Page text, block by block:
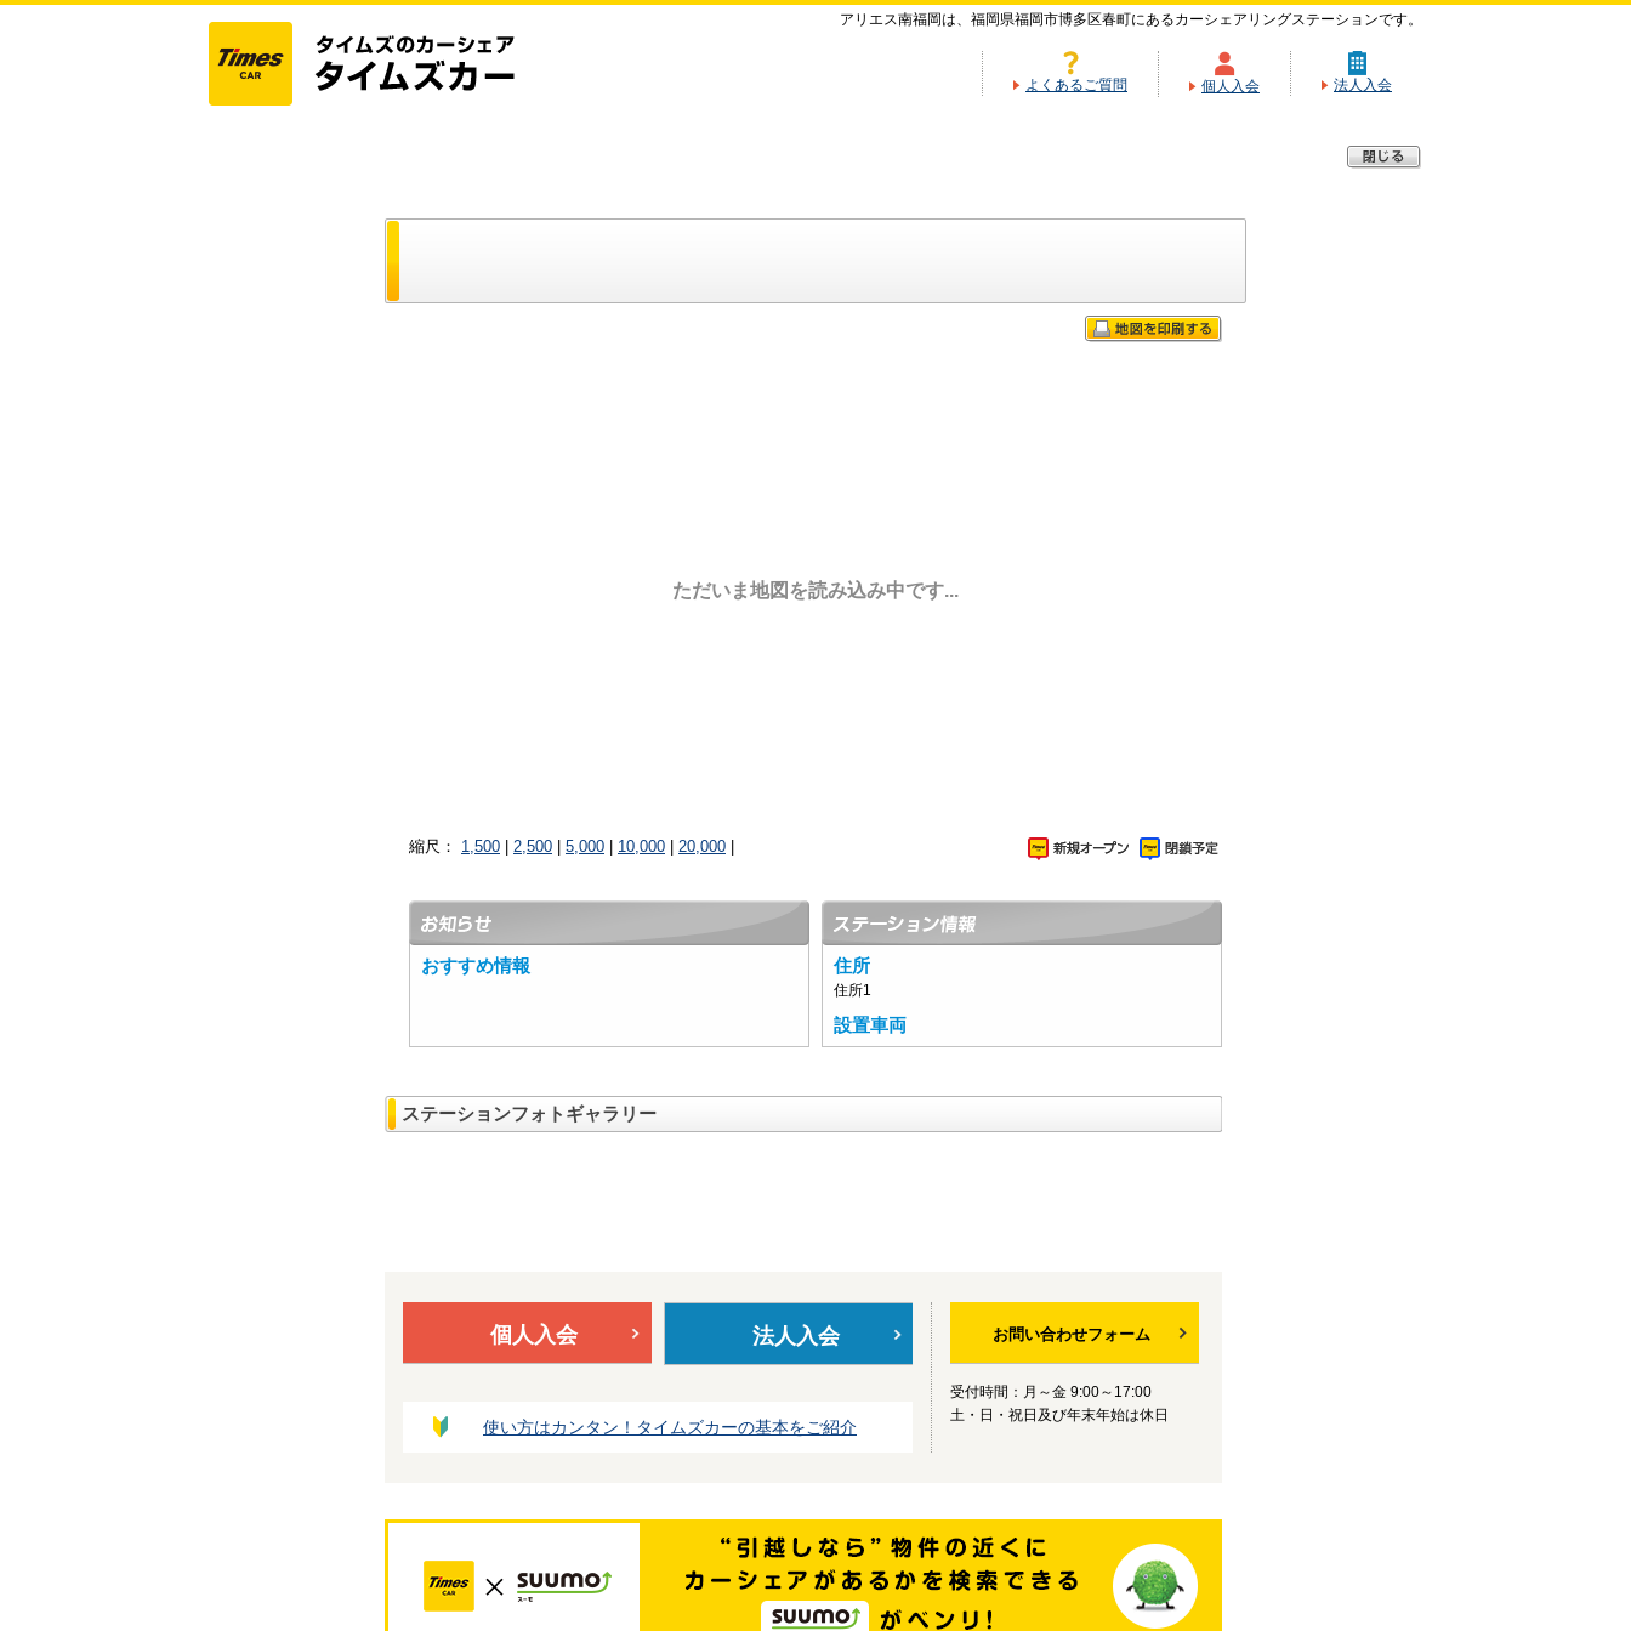
アリエス南福岡は、福岡県福岡市博多区春町にあるカーシェアリングステーションです。
よくあるご質問 個人入会 法人入会
ただいま地図を読み込み中です...
縮尺： 1,500 2,500 5,000 10,000 20,000
おすすめ情報 住所
住所1
設置車両
ステーションフォトギャラリー
個人入会 法人入会
使い方はカンタン！タイムズカーの基本をご紹介
お問い合わせフォーム
受付時間：月～金 9:00～17:00
土・日・祝日及び年末年始は休日